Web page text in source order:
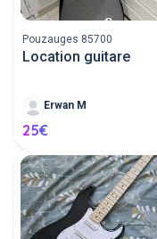
Pouzauges 85700
Location guitare
Erwan M
25€